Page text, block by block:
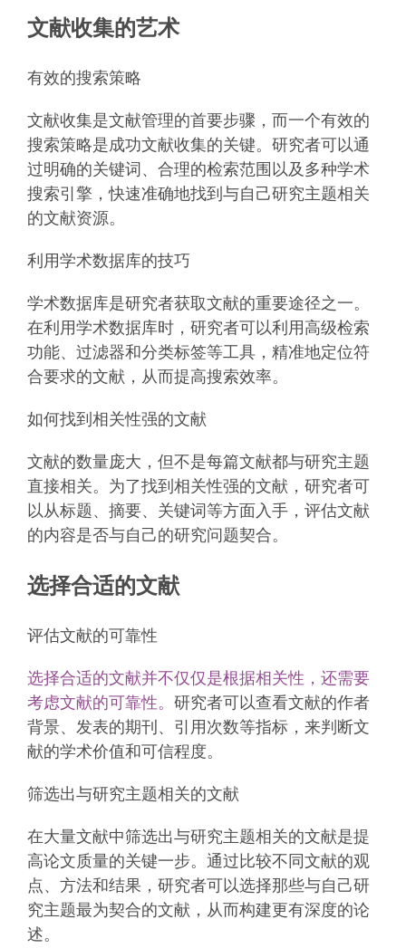
文献收集的艺术
有效的搜索策略
文献收集是文献管理的首要步骤，而一个有效的
搜索策略是成功文献收集的关键。研究者可以通
过明确的关键词、合理的检索范围以及多种学术
搜索引擎，快速准确地找到与自己研究主题相关
的文献资源。
利用学术数据库的技巧
学术数据库是研究者获取文献的重要途径之一。
在利用学术数据库时，研究者可以利用高级检索
功能、过滤器和分类标签等工具，精准地定位符
合要求的文献，从而提高搜索效率。
如何找到相关性强的文献
文献的数量庞大，但不是每篇文献都与研究主题
直接相关。为了找到相关性强的文献，研究者可
以从标题、摘要、关键词等方面入手，评估文献
的内容是否与自己的研究问题契合。
选择合适的文献
评估文献的可靠性
选择合适的文献并不仅仅是根据相关性，还需要
考虑文献的可靠性。 研究者可以查看文献的作者
背景、发表的期刊、引用次数等指标，来判断文
献的学术价值和可信程度。
筛选出与研究主题相关的文献
在大量文献中筛选出与研究主题相关的文献是提
高论文质量的关键一步。通过比较不同文献的观
点、方法和结果，研究者可以选择那些与自己研
究主题最为契合的文献，从而构建更有深度的论
述。